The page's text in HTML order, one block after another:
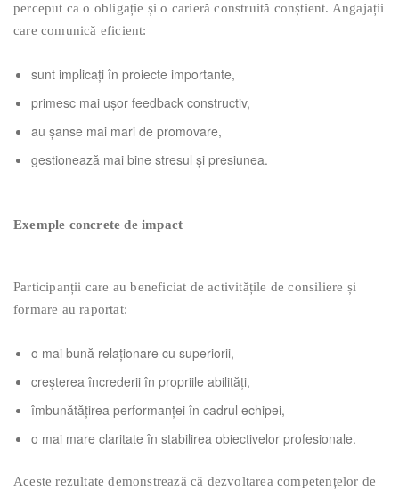
perceput ca o obligație și o carieră construită conștient. Angajații
care comunică eficient:
sunt implicați în proiecte importante,
primesc mai ușor feedback constructiv,
au șanse mai mari de promovare,
gestionează mai bine stresul și presiunea.
Exemple concrete de impact
Participanții care au beneficiat de activitățile de consiliere și
formare au raportat:
o mai bună relaționare cu superiorii,
creșterea încrederii în propriile abilități,
îmbunătățirea performanței în cadrul echipei,
o mai mare claritate în stabilirea obiectivelor profesionale.
Aceste rezultate demonstrează că dezvoltarea competențelor de